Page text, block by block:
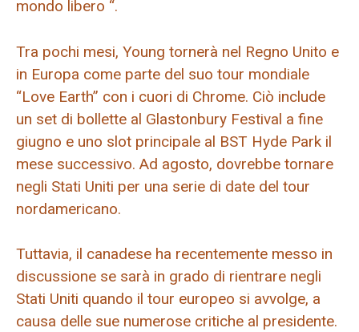
mondo libero “.
Tra pochi mesi, Young tornerà nel Regno Unito e
in Europa come parte del suo tour mondiale
“Love Earth” con i cuori di Chrome. Ciò include
un set di bollette al Glastonbury Festival a fine
giugno e uno slot principale al BST Hyde Park il
mese successivo. Ad agosto, dovrebbe tornare
negli Stati Uniti per una serie di date del tour
nordamericano.
Tuttavia, il canadese ha recentemente messo in
discussione se sarà in grado di rientrare negli
Stati Uniti quando il tour europeo si avvolge, a
causa delle sue numerose critiche al presidente.